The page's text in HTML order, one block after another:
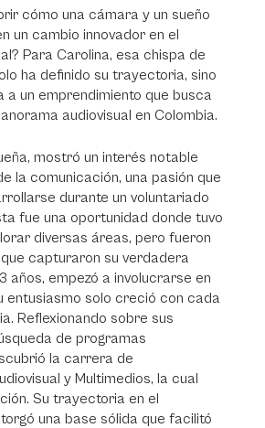
cómo una cámara y un sueño
un cambio innovador en el
Para Carolina, esa chispa de
ha definido su trayectoria, sino
a un emprendimiento que busca
audiovisual en Colombia.
mostró un interés notable
la comunicación, una pasión que
durante un voluntariado
fue una oportunidad donde tuvo
diversas áreas, pero fueron
capturaron su verdadera
años, empezó a involucrarse en
entusiasmo solo creció con cada
Reflexionando sobre sus
de programas
la carrera de
y Multimedios, la cual
Su trayectoria en el
una base sólida que facilitó